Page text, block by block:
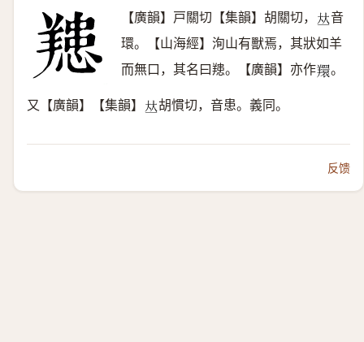
【廣韻】戸關切【集韻】胡關切， 𠀤音
環。【山海經】洵山有獸焉，其狀如羊
而無口，其名曰䍺。【廣韻】亦作𦏖 。
又【廣韻】【集韻】 𠀤胡慣切，音患。義同。
反馈